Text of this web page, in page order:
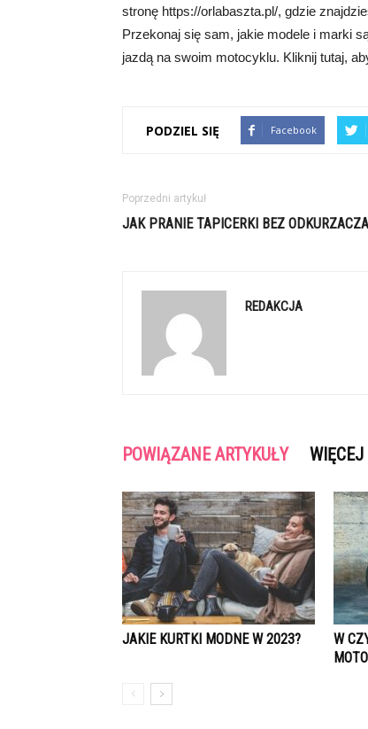
stronę https://orlabaszta.pl/, gdzie
Przekonaj się sam, jakie modele i marki
jazdą na swoim motocyklu. Kliknij tutaj,
PODZIEL SIĘ Facebook
Poprzedni artykuł
JAK PRANIE TAPICERKI BEZ
REDAKCJA
POWIĄZANE ARTYKUŁY
JAKIE KURTKI MODNE W 2023?
W